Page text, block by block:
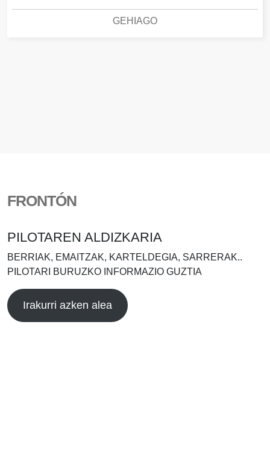
GEHIAGO
FRONTÓN
PILOTAREN ALDIZKARIA
BERRIAK, EMAITZAK, KARTELDEGIA, SARRERAK..
PILOTARI BURUZKO INFORMAZIO GUZTIA
Irakurri azken alea